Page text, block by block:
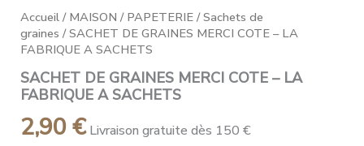
Accueil / MAISON / PAPETERIE /Sachets de
graines / SACHET DE GRAINES MERCI COTE – LA
FABRIQUE A SACHETS
SACHET DE GRAINES MERCI COTE – LA
FABRIQUE A SACHETS
2,90€ Livraison gratuite dès 150 €